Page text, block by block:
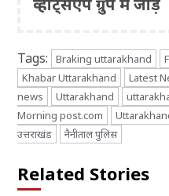
व्हाट्सएप ग्रुप में जोड़ें
Tags: Braking uttarakhand
Khabar Uttarakhand
Latest
news
Uttarakhand
Morning post.com
उत्तराखंड
नैनीताल पुलिस
Related Stories